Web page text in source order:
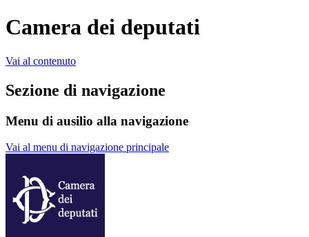
Camera dei deputati
Vai al contenuto
Sezione di navigazione
Menu di ausilio alla navigazione
Vai al menu di navigazione principale